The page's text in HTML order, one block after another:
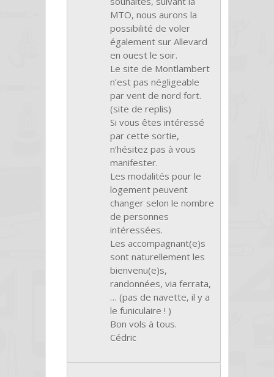
MTO, nous aurons la
possibilité de voler
également sur Allevard
en ouest le soir.
Le site de Montlambert
n’est pas négligeable
par vent de nord fort.
(site de replis)
Si vous êtes intéressé
par cette sortie,
n’hésitez pas à vous
manifester.
Les modalités pour le
logement peuvent
changer selon le nombre
de personnes
intéressées.
Les accompagnant(e)s
sont naturellement les
bienvenu(e)s,
randonnées, via ferrata,
… (pas de navette, il y a
le funiculaire ! )
Bon vols à tous.
Cédric